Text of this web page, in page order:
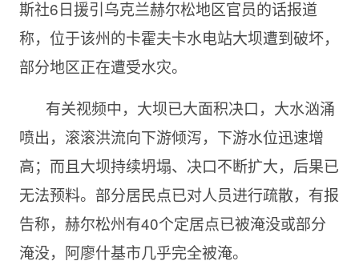
斯社6日援引乌克兰赫尔松地区官员的话报道
称，位于该州的卡霍夫卡水电站大坝遭到破坏，
部分地区正在遭受水灾。
有关视频中，大坝已大面积决口，大水汹涌
喷出，滚滚洪流向下游倾泻，下游水位迅速增
高；而且大坝持续坍塌、决口不断扩大，后果已
无法预料。部分居民点已对人员进行疏散，有报
告称，赫尔松州有40个定居点已被淹没或部分
淹没，阿廖什基市几乎完全被淹。